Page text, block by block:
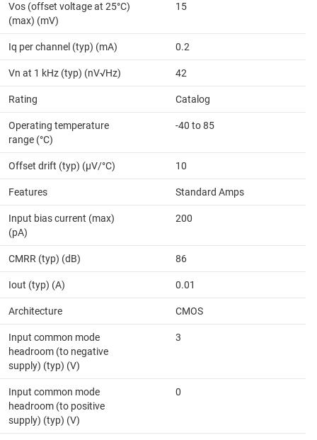
Vos (offset voltage at 25°C)
(max) (mV)
15
Iq per channel (typ) (mA) 0.2
Vn at 1 kHz (typ) (nV√Hz) 42
Rating Catalog
Operating temperature
range (°C)
-40 to 85
Offset drift (typ) (µV/°C) 10
Features Standard Amps
Input bias current (max)
(pA)
200
CMRR (typ) (dB) 86
Iout (typ) (A) 0.01
Architecture CMOS
Input common mode
headroom (to negative
supply) (typ) (V)
3
Input common mode
headroom (to positive
supply) (typ) (V)
0